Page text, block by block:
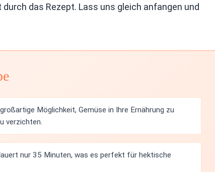
das Rezept. Lass uns gleich anfangen und
Möglichkeit, Gemüse in Ihre Ernährung zu
verzichten.
nur 35 Minuten, was es perfekt für hektische